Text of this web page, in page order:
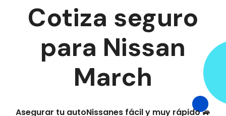
Cotiza seguro
para Nissan
March
Asegurar tu autoNissanes fácil y muy rápido 🚙